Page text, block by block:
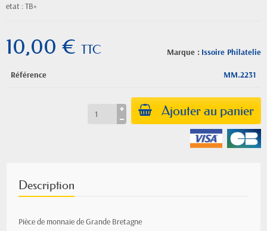
etat : TB+
Marque : Issoire Philatelie
10,00 € TTC
Référence MM.2231
Ajouter au panier
Description
Pièce de monnaie de Grande Bretagne